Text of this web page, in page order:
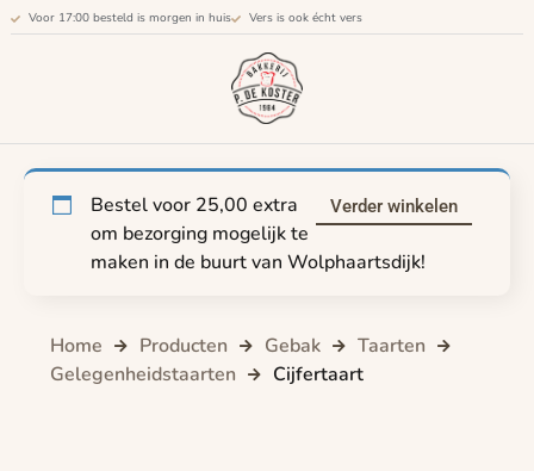
Voor 17:00 besteld is morgen in huis Vers is ook écht vers
Verder winkelen
Bestel voor 25,00 extra
om bezorging mogelijk te
maken in de buurt van Wolphaartsdijk!
Home Producten Gebak
Taarten
Gelegenheidstaarten
Cijfertaart